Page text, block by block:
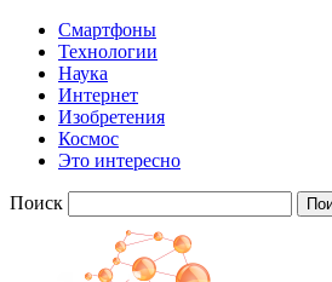
Смартфоны
Технологии
Наука
Интернет
Изобретения
Космос
Это интересно
Поиск